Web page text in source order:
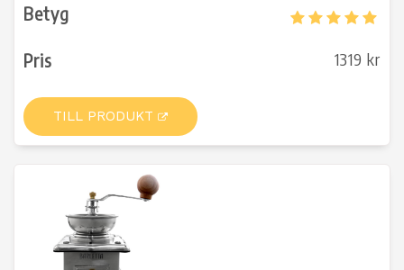
Betyg
Pris 1319 kr
TILL PRODUKT